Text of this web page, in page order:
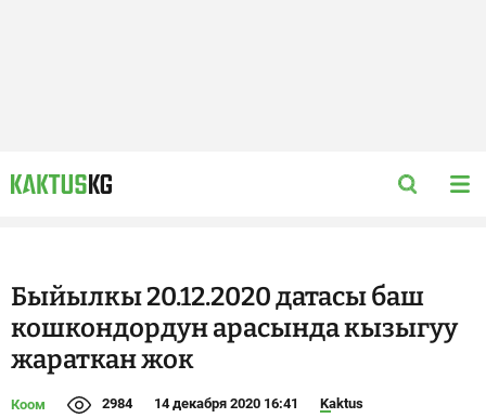
Быйылкы 20.12.2020 датасы баш
кошкондордун арасында кызыгуу
жараткан жок
Коом 2984 14 декабря 2020 16:41 Kaktus